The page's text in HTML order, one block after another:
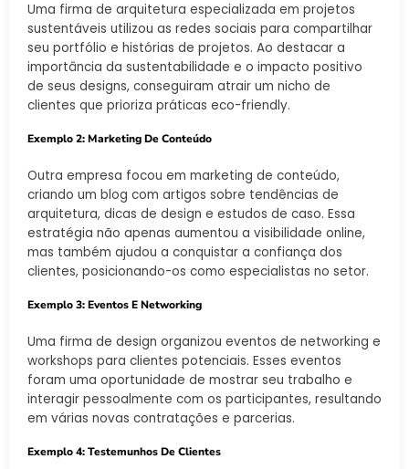
Uma firma de arquitetura especializada em projetos
sustentáveis utilizou as redes sociais para compartilhar
seu portfólio e histórias de projetos. Ao destacar a
importância da sustentabilidade e o impacto positivo
de seus designs, conseguiram atrair um nicho de
clientes que prioriza práticas eco-friendly.
Exemplo 2: Marketing De Conteúdo
Outra empresa focou em marketing de conteúdo,
criando um blog com artigos sobre tendências de
arquitetura, dicas de design e estudos de caso. Essa
estratégia não apenas aumentou a visibilidade online,
mas também ajudou a conquistar a confiança dos
clientes, posicionando-os como especialistas no setor.
Exemplo 3: Eventos E Networking
Uma firma de design organizou eventos de networking e
workshops para clientes potenciais. Esses eventos
foram uma oportunidade de mostrar seu trabalho e
interagir pessoalmente com os participantes, resultando
em várias novas contratações e parcerias.
Exemplo 4: Testemunhos De Clientes